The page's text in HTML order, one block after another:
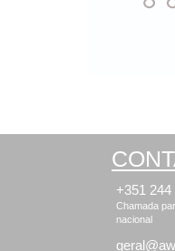
+351 244
Chamada
nacional